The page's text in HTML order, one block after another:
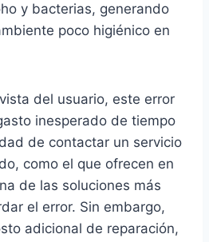
y bacterias, generando
poco higiénico en
del usuario, este error
inesperado de tiempo
de contactar un servicio
como el que ofrecen en
de las soluciones más
el error. Sin embargo,
adicional de reparación,